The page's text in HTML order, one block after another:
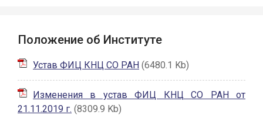
Положение об Институте
Устав ФИЦ КНЦ СО РАН (6480.1 Kb)
Изменения в устав ФИЦ КНЦ СО РАН от
21.11.2019 г. (8309.9 Kb)